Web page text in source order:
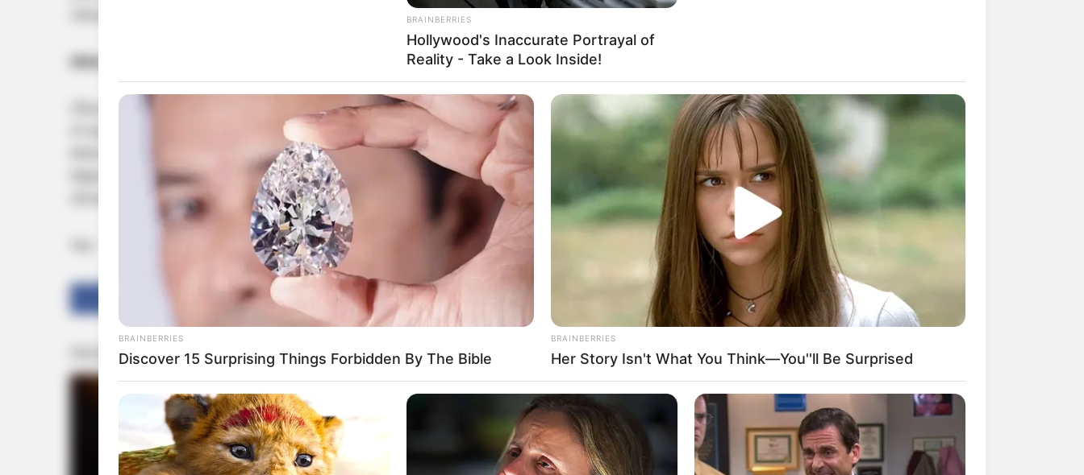
അപേക്ഷ സമര്‍പ്പിക്കേണ്ട രീതി
വിദ്യാര്‍ത്ഥികള്‍ hscap.kerala.gov.in എന്ന ഔദ്യോഗിക വെബ്സൈറ്റ് വഴിയാണ് അപേക്ഷ ഉറപ്പാക്കേണ്ടത്.
25 രൂപയാണ് പ്രവേശന നടപടികള്‍ക്കുള്ള ഫീസ്. ഒരു അപേക്ഷകന്‍ ഒരു റവന്യൂ ജില്ലയിലേക്ക് ഒരു
അപേക്ഷ മാത്രമേ സമര്‍പ്പിക്കാവൂ. ഒന്നിലധികം ജില്ലകളില്‍ ഭാഗ്യം പരീക്ഷിക്കാന്‍ ആഗ്രഹിക്കുന്നവര്‍
ആകെ താല്പര്യമുള്ള ഓരോ ജില്ലയിലേക്കും വെവ്വേറെ അപേക്ഷകള്‍ നല്‍കേണ്ടതുണ്ട്. കൂടുതല്‍
വിവരങ്ങള്‍ അടങ്ങിയ പ്രോസ്‌പെക്ടസ് ഔദ്യോഗിക വെബ്സൈറ്റില്‍ ലഭ്യമാണ്.
alottment
BRAINBERRIES
Hollywood's Inaccurate Portrayal of
Reality - Take a Look Inside!
BRAINBERRIES
Discover 15 Surprising Things Forbidden By The Bible
BRAINBERRIES
Her Story Isn't What You Think—You''ll Be Surprised